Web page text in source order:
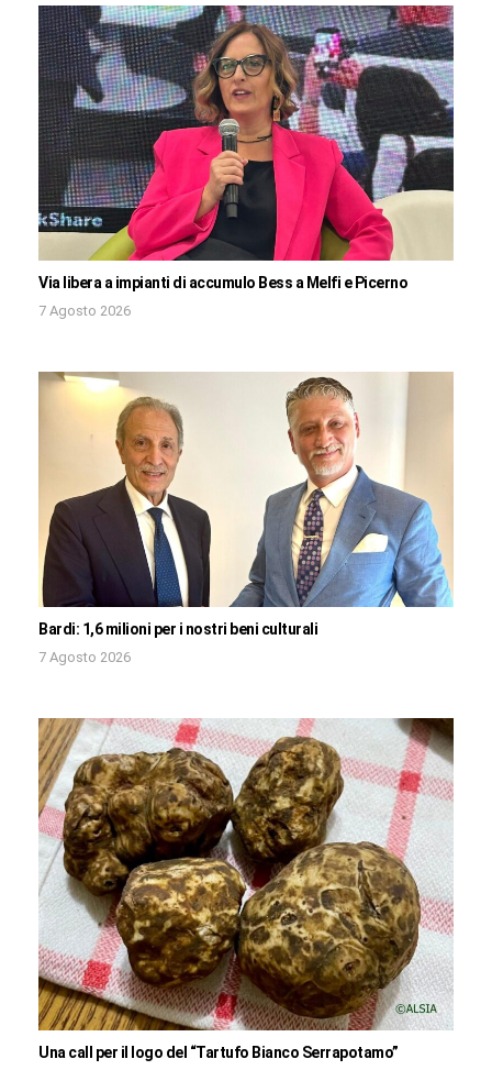
Via libera a impianti di accumulo Bess a Melfi e Picerno
7 Agosto 2026
Bardi: 1,6 milioni per i nostri beni culturali
7 Agosto 2026
Una call per il logo del “Tartufo Bianco Serrapotamo”